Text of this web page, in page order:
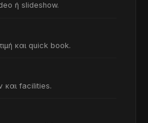
ή slideshow.
και quick book.
και facilities.